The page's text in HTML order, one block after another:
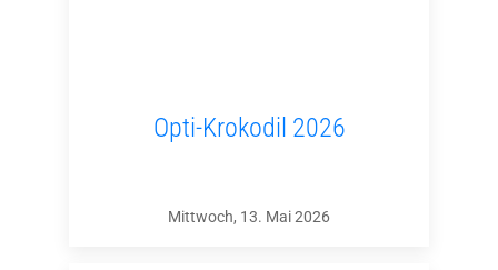
Opti-Krokodil 2026
Mittwoch, 13. Mai 2026